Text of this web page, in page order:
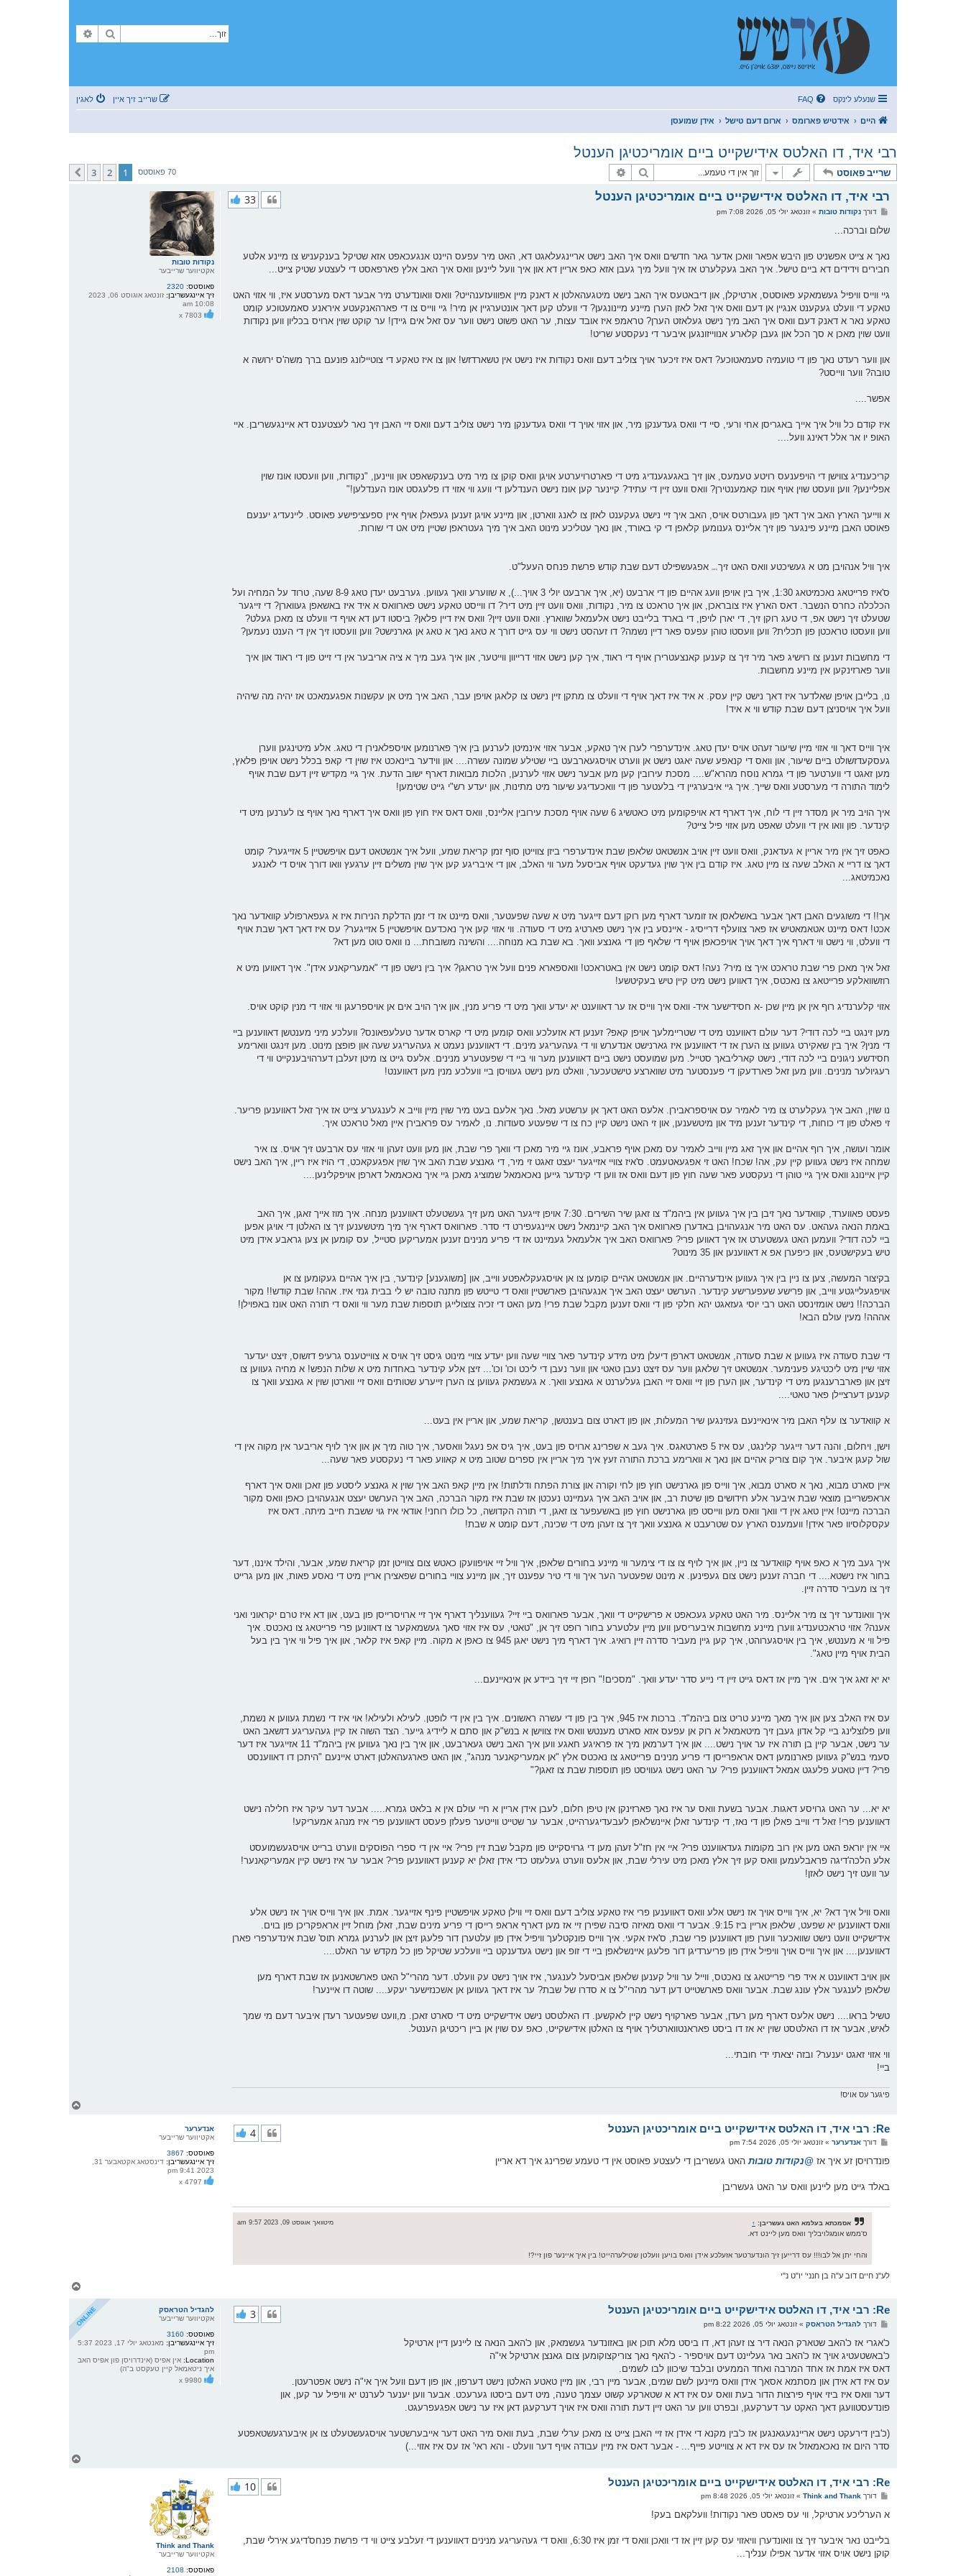
זוך
שנעלע לינקס FAQ לאגין שרייב זיך איין
היים אידטיש פארומס ארום דעם טישל אידן שמועסן
רבי איד, דו האלטס אידישקייט ביים אומריכטיגן הענטל
שרייב פאוסט זוך 70 פאוסטס 1
2
3
קומענדיגע
נקודות טובות
אקטיווער שרייבער
פאוסטס: 2320
זיך איינגעשריבן:
זונטאג אוגוסט 06, 2023
10:08 am
רבי איד, דו האלטס אידישקייט ביים אומריכטיגן הענטל 33
פ
ו
דורך נקודות טובות» זונטאג יולי 05, 2026 7:08 pm
שלום וברכה...
נאך א צייט אפשניט פון היבש אפאר וואכן אדער גאר חדשים וואס איך האב נישט אריינגעלאגט דא, האט מיר עפעס היינט אנגעכאפט אזא שטיקל בענקעניש צו מיינע אלטע
חבירים וידידים דא ביים טישל. איך האב געקלערט אז איך וועל מיך געבן אזא כאפ אריין דא און איך וועל ליינען וואס איך האב אלץ פארפאסט די לעצטע שטיק צייט...
גיי ווייס וויפיל געשמאקע פאוסטס, ארטיקלן, און דיבאטעס איך האב נישט מיטגעהאלטן א דאנק מיין אפווועזענהייט? וואס וואונדערט מיר אבער דאס מערסטע איז, ווי אזוי האט
טאקע די וועלט געקענט אנגיין אן דעם וואס איך זאל לאזן הערן מיינע מיינונגען? די וועלט קען דאך אונטערגיין אן מיר! גיי ווייס צו די פארהאנקעטע איראנע סאמעטוכע קומט
טאקע נאר א דאנק דעם וואס איך האב מיך נישט געלאזט הערן? טראמפ איז אובד עצות, ער האט פשוט נישט ווער עס זאל אים גיידן! ער קוקט שוין ארויס בכליון ווען נקודות
וועט שוין מאכן א סך הכל און געבן קלארע אנווייזונגען איבער די נעקסטע שריט!
און ווער רעדט נאך פון די טועמיה סעמאטוכע? דאס איז זיכער אויך צוליב דעם וואס נקודות איז נישט אין טשארדזש! און צו איז טאקע די צוטיילונג פונעם ברך משה'ס ירושה א
טובה? ווער ווייסט?
אפשר....
איז קודם כל וויל איך אייך באגריסן אחי ורעי, סיי די וואס געדענקן מיר, און אזוי אויך די וואס געדענקן מיר נישט צוליב דעם וואס זיי האבן זיך נאר לעצטענס דא איינגעשריבן. איי
האופ יו אר אלל דאינג וועל....
קריכענדיג צווישן די הויפענעס רויטע טעמעס, און זיך באגעגענדיג מיט די פארטרויערטע אויגן וואס קוקן צו מיר מיט בענקשאפט און וויינען, "נקודות, ווען וועסטו אונז שוין
אפליינען? ווען וועסט שוין אויף אונז קאמענטירן? וואס וועט זיין די עתיד? קיינער קען אונז נישט הענדלען די וועג ווי אזוי דו פלעגסט אונז הענדלען!"
א ווייעך הארץ האב איך דאך פון געבורטס אויס, האב איך זיי נישט געקענט לאזן צו לאנג ווארטן, און מיינע אויגן זענען געפאלן אויף איין ספעציפישע פאוסט. ליינעדיג יענעם
פאוסט האבן מיינע פינגער פון זיך אליינס גענומען קלאפן די קי באורד, און נאך עטליכע מינוט האב איך מיך געטראפן שטיין מיט אט די שורות.
איך וויל אנהויבן מט א געשיכטע וואס האט זיך [נישט] אפגעשפילט דעם שבת קודש פרשת פנחס העעל"ט.
ס'איז פרייטאג נאכמיטאג 1:30, איך בין אויפן וועג אהיים פון די ארבעט (יא, איך ארבעט יולי 3 אויך...), א שווערע וואך געווען. גערבעט יעדן טאג 8-9 שעה, טרוד על המחיה ועל
הכלכלה כחרס הנשבר. דאס הארץ איז צובראכן, און איך טראכט צו מיר, נקודות, וואס וועט זיין מיט דיר? דו ווייסט טאקע נישט פארוואס א איד איז באשאפן געווארן? די זייגער
שטעלט זיך נישט אפ, די טעג רוקן זיך, די יארן לויפן, די בארד בלייבט נישט אלעמאל שווארץ. וואס וועט זיין? וואס איז דיין פלאן? ביסטו דען דא אויף די וועלט צו מאכן געלט?
ווען וועסטו טראכטן פון תכלית? ווען וועסטו טוהן עפעס פאר דיין נשמה? דו זעהסט נישט ווי עס גייט דורך א טאג נאך א טאג אן גארנישט? ווען וועסטו זיך אין די הענט נעמען?
די מחשבות זענען צו רוישיג פאר מיר זיך צו קענען קאנצעטרירן אויף די ראוד, איך קען נישט אזוי דרייוון ווייטער, און איך געב מיך א ציה אריבער אין די זייט פון די ראוד און איך
ווער פארזינקען אין מיינע מחשבות.
נו, בלייבן אויפן שאלדער איז דאך נישט קיין עסק. א איד איז דאך אויף די וועלט צו מתקן זיין נישט צו קלאגן אויפן עבר, האב איך מיט אן עקשנות אפגעמאכט אז יהיה מה שיהיה
וועל איך אויסניצן דעם שבת קודש ווי א איד!
איך ווייס דאך ווי אזוי מיין שיעור זעהט אויס יעדן טאג. אינדערפרי לערן איך טאקע, אבער אזוי אינמיטן לערנען בין איך פארנומען אויספלאנירן די טאג. אלע מיטינגען ווערן
געסקעדזשולט ביים שיעור, און וואס די קנאפע שעה יאגט נישט אן ווערט אויסגעארבעט ביי שטילע שמונה עשרה.... און ווידער ביינאכט איז שוין די קאפ בכלל נישט אויפן פלאץ,
מען זאגט די ווערטער פון די גמרא נוסח מהרא"ש.... מסכת עירובין קען מען אבער נישט אזוי לערנען, הלכות מבואות דארף ישוב הדעת. איך גיי מקדיש זיין דעם שבת אויף
לימוד התורה די מערסטע וואס שייך. איך גיי איבערגיין די בלעטער פון די וואכעדיגע שיעור מיט מתינות, און יעדע רש"י גייט שטימען!
איך הויב מיר אן מסדר זיין די לוח, איך דארף דא אויפקומען מיט כאטשיג 6 שעה אויף מסכת עירובין אליינס, וואס דאס איז חוץ פון וואס איך דארף נאך אויף צו לערנען מיט די
קינדער. פון וואו אין די וועלט שאפט מען אזוי פיל צייט?
כאפט זיך אין מיר אריין א געדאנק, וואס וועט זיין אויב אנשטאט שלאפן שבת אינדערפרי ביזן צווייטן סוף זמן קריאת שמע, וועל איך אנשטאט דעם אויפשטיין 5 אזייגער? קומט
דאך צו דריי א האלב שעה צו מיין טאג. איז קודם בין איך שוין געדעקט אויף אביסעל מער ווי האלב, און די איבריגע קען איך שוין משלים זיין ערגעץ וואו דורך אויס די לאנגע
נאכמיטאג...
אך!! די משוגעים האבן דאך אבער באשלאסן אז זומער דארף מען רוקן דעם זייגער מיט א שעה שפעטער, וואס מיינט אז די זמן הדלקת הנירות איז א געפארפולע קוואדער נאך
אכט! דאס מיינט אטאמאטיש אז פאר צוועלף דרייסיג - איינסע בין איך נישט פארטיג מיט די סעודה. ווי אזוי קען איך נאכדעם אויפשטיין 5 אזייגער? עס איז דאך דאך שבת אויף
די וועלט, ווי נישט ווי דארף איך דאך אויך אויפכאפן אויף די שלאף פון די גאנצע וואך. בא שבת בא מנוחה.... והשינה משובחת... נו וואס טוט מען דא?
זאל איך מאכן פרי שבת טראכט איך צו מיר? נעה! דאס קומט נישט אין באטראכט! וואספארא פנים וועל איך טראגן? איך בין נישט פון די "אמעריקאנע אידן". איך דאווען מיט א
רוזשוואלקע פרייטאג צו נאכטס, איך דאווען נישט מיט קיין טיש בעקיטשע!
אזוי קלערנדיג רוף אין אן מיין שכן -א חסידישער איד- וואס איך ווייס אז ער דאווענט יא יעדע וואך מיט די פריע מנין, און איך הויב אים אן אויספרעגן ווי אזוי די מנין קוקט אויס.
מען זינגט ביי לכה דודי? דער עולם דאווענט מיט די שטריימלעך אויפן קאפ? זענען דא אזעלכע וואס קומען מיט די קארס אדער טעלעפאונס? וועלכע מיני מענטשן דאווענען ביי
די מנין? איך בין שאקירט געווען צו הערן אז די דאווענען איז גארנישט אנדערש ווי די געהעריגע מינים. די דאווענען נעמט א געהעריגע שעה און פופצן מינוט. מען זינגט ווארימע
חסידשע ניגונים ביי לכה דודי, נישט קארליבאך סטייל. מען שמועסט נישט ביים דאווענען מער ווי ביי די שפעטערע מנינים. אלעס גייט צו מיטן זעלבן דערהויבענקייט ווי די
רעגיולער מנינים. ווען מען זאל פארדעקן די פענסטער מיט שווארצע טישטעכער, וואלט מען נישט געוויסן ביי וועלכע מנין מען דאווענט!
נו שוין, האב איך געקלערט צו מיר לאמיר עס אויספראבירן. אלעס האט דאך אן ערשטע מאל. נאך אלעם בעט מיר שוין מיין ווייב א לענגערע צייט אז איך זאל דאווענען פריער.
זי פאלט פון די כוחות, די קינדער זענען מיד און מיטשענען, און זי האט נישט קיין כח צו די שפעטע סעודות. נו, לאמיר עס פראבירן איין מאל טראכט איך.
אומר ועושה, איך רוף אהיים און איך זאג מיין ווייב לאמיר עס מאכן אויף פראבע, אונז גיי מיר מאכן די וואך פרי שבת, און מען וועט זעהן ווי אזוי עס ארבעט זיך אויס. צו איר
שמחה איז נישט געווען קיין עק, אה! שכח! האט זי אפגעאטעמט. ס'איז צוויי אזייגער יעצט זאגט זי מיר, די גאנצע שבת האב איך שוין אפגעקאכט, די הויז איז ריין, איך האב נישט
קיין איינונג וואס איך גיי טוהן די נעקסטע פאר שעה חוץ פון דעם וואס אז ווען די קינדער גייען נאכאמאל שמוציג מאכן גיי איך נאכאמאל דארפן אויפקלינען....
פעסט פאווערד, קוואדער נאך זיבן בין איך געווען אין ביהמ"ד צו זאגן שיר השירים. 7:30 אויפן זייגער האט מען זיך געשטעלט דאווענען מנחה. איך מוז אייך זאגן, איך האב
באמת הנאה געהאט. עס האט מיר אנגעהויבן באדערן פארוואס איך האב קיינמאל נישט איינגעפירט די סדר. פארוואס דארף איך מיך מיטשענען זיך צו האלטן די אויגן אפען
ביי לכה דודי? וועמען האט געשטערט אז איך דאווען פרי? פארוואס האב איך אלעמאל געמיינט אז די פריע מנינים זענען אמעריקען סטייל, עס קומען אן צען גראבע אידן מיט
טיש בעקישטעס, און כיפערן אפ א דאווענען און 35 מינוט?
בקיצור המעשה, צען צו ניין בין איך געווען אינדערהיים. און אנשטאט אהיים קומען צו אן אויסגעקלאפטע ווייב, און [משוגענע] קינדער, בין איך אהיים געקומען צו אן
אויפגעלייגטע ווייב, און פרישע שעפערישע קינדער. הערשט יעצט האב איך אנגעהויבן פארשטיין וואס די טייטש פון מתנה טובה יש לי בבית גנזי איז. אהה! שבת קודש!! מקור
הברכה!! נישט אומזינסט האט רבי יוסי געזאגט יהא חלקי פון די וואס זענען מקבל שבת פרי! מען האט די זכיה צוצולייגן תוספות שבת מער ווי וואס די תורה האט אונז באפוילן!
אההה! מעין עולם הבא!
די שבת סעודה איז געווען א שבת סעודה, אנשטאט דארפן דיעלן מיט מידע קינדער פאר צוויי שעה ווען יעדע צוויי מינוט גיסט זיך אויס א צווייטענס גרעיפ דזשוס, זיצט יעדער
אזוי שיין מיט ליכטיגע פענימער. אנשטאט זיך שלאגן ווער עס זיצט נעבן טאטי און ווער נעבן די ליכט וכו' וכו'... זיצן אלע קינדער באחדות מיט א שלות הנפש! א מחיה געווען צו
זיצן און פארברענגען מיט די קינדער, און הערן פון זיי וואס זיי האבן געלערנט א גאנצע וואך. א געשמאק געווען צו הערן זייערע שטותים וואס זיי ווארטן שוין א גאנצע וואך צו
קענען דערציילן פאר טאטי....
א קוואדער צו עלף האבן מיר אינאיינעם געזינגען שיר המעלות, און פון דארט צום בענטשן, קריאת שמע, און אריין אין בעט...
וישן, ויחלום, והנה דער זייגער קלינגט, עס איז 5 פארטאגס. איך געב א שפרינג ארויס פון בעט, איך גיס אפ נעגל וואסער, איך טוה מיך אן און איך לויף אריבער אין מקוה אין די
שול קעגן איבער. איך קום צוריק אהיים און נאך א ווארימע ברכת התורה זעץ איך מיך אריין אין ספרים שטוב מיט א קאווע פאר די נעקסטע פאר שעה...
איין סארט מבוא, נאך א סארט מבוא, איך ווייס פון גארנישט חוץ פון לחי וקורה און צורת הפתח ודלתות! אין מיין קאפ האב איך שוין א גאנצע ליסטע פון זאכן וואס איך דארף
אראפשרייבן מוצאי שבת איבער אלע חידושים פון שיטת רב, און אויב האב איך געמיינט נעכטן אז שבת איז מקור הברכה, האב איך הערשט יעצט אנגעהויבן כאפן וואס מקור
הברכה מיינט! איין טאג אין די וואך וואס מען ווייסט פון גארנישט חוץ פון באשעפער צו זאגן, די תורה הקדושה, כל כולו רוחני! אודאי איז גוי ששבת חייב מיתה. דאס איז
עקסקלוסיוו פאר אידן! וועמענס הארץ עס שטרעבט א גאנצע וואך זיך צו זעהן מיט די שכינה, דעם קומט א שבת!
איך געב מיך א כאפ אויף קוואדער צו ניין, און איך לויף צו צו די צימער ווי מיינע בחורים שלאפן, איך וויל זיי אויפוועקן כאטש צום צווייטן זמן קריאת שמע, אבער, והילד איננו, דער
בחור איז נישטא.... די חברה זענען נישט צום געפינען. א מינוט שפעטער הער איך ווי די טיר עפענט זיך, און מיינע צוויי בחורים שפאצירן אריין מיט די נאסע פאות, און מען גרייט
זיך צו מעביר סדרה זיין.
איך וואונדער זיך צו מיר אליינס. מיר האט טאקע געכאפט א פרישקייט די וואך, אבער פארוואס ביי זיי? געווענליך דארף איך זיי ארויסרייסן פון בעט, און דא איז טרם יקראוני ואני
אענה? אזוי טראכטענדיג ווערן מיינע מחשבות איבעריסען ווען מיין עלטערע בחור רופט זיך אן, "טאטי, עס איז אזוי סאך געשמאקער צו דאוונען פרי פרייטאג צו נאכטס. איך
פיל ווי א מענטש, איך בין אויסגערוהט, איך קען גיין מעביר סדרה זיין רואיג. איך דארף מיך נישט יאגן 945 צו כאפן א מקוה. מיין קאפ איז קלאר, און איך פיל ווי איך בין בעל
הבית אויף מיין טאג".
יא יא זאג איך אים. איך מיין אז דאס גייט זיין די נייע סדר יעדע וואך. "מסכים!" רופן זיי זיך ביידע אן אינאיינעם...
עס איז האלב צען און איך מאך מיינע טריט צום ביהמ"ד. ברכות איז 945, איך בין פון די עשרה ראשונים. איך בין אין די לופטן. לעילא ולעילא! אוי איז די נשמת געווען א נשמת,
ווען פלוצלינג ביי קל אדון געבן זיך מיטאמאל א רוק אן עפעס אזא סארט מענטש וואס איז צווישן א בנש"ק און סתם א ליידיג גייער. הצד השוה אז קיין געהעריגע דזשאב האט
ער נישט, אבער קיין בן תורה איז ער אויך נישט.... און איך דערמאן מיך אז פראיגע חאגע ווען איך האב נישט געארבעט, און איך בין נאך געווען אין ביהמ"ד 11 אזייגער איז דער
סעמי בנש"ק געווען פארנומען דאס אראפרייסן די פריע מנינים פרייטאג צו נאכטס אלץ "אן אמעריקאנער מנהג", און האט פארגעהאלטן דארט איינעם "היתכן דו דאווענסט
פרי? דיין טאטע פלעגט אמאל דאווענען פרי? ער האט נישט געוויסט פון תוספות שבת צו זאגן?"
יא יא... ער האט גרויסע דאגות. אבער בשעת וואס ער איז נאך פארזינקן אין טיפן חלום, לעבן אידן אריין א חיי עולם אין א בלאט גמרא..... אבער דער עיקר איז חלילה נישט
דאווענען פרי! זאל די ווייב פאלן פון די נאז, די קינדער זאלן איינשלאפן לעבעדיגערהייט, אבער ער שטייט ווייטער פעלזן פעסט דאווענען פרי איז מנהג אמעריקע!
איי אין יוראפ האט מען אין רוב מקומות געדאווענט פרי? איי אין חז"ל זעהן מען די גרויסקייט פון מקבל שבת זיין פרי? איי אין די ספרי הפוסקים ווערט ברייט אויסגעשמועסט
אלע הלכה'דיגה פראבלעמען וואס קען זיך אלץ מאכן מיט עירלי שבת, און אלעס ווערט געלעזט כדי אידן זאלן יא קענען דאווענען פרי? אבער ער איז נישט קיין אמעריקאנער!
ער וועט זיך נישט לאזן!
וואס וויל איך דא? יא, איך ווייס אויך אז נישט אלע וואס דאווענען פרי איז טאקע צוליב דעם וואס זיי ווילן טאקע אויפשטיין פינף אזייגער. אמת. און איך ווייס אויך אז נישט אלע
וואס דאווענען יא שפעט, שלאפן אריין ביז 9:15. אבער די וואס מאיזה סיבה שפירן זיי אז מען דארף אראפ רייסן די פריע מינים שבת, זאלן מוחל זיין אראפקריכן פון בוים.
אידישקייט וועט נישט שוואכער ווערן פון דאווענען פרי שבת, ס'איז אקעי. איך ווייס פונקטלעך וויפיל אידן פון עלטערן דור פלעגן זיצן און לערנען גמרא תוס' שבת אינדערפרי פארן
דאווענען.... און איך ווייס אויך וויפיל אידן פון פריערדיגן דור פלעגן איינשלאפן ביי די זופ און נישט געדענקט ביי וועלכע שטיקל פון כל מקדש ער האלט....
און אויב דאווענט א איד פרי פרייטאג צו נאכטס, ווייל ער וויל קענען שלאפן אביסעל לענגער, איז אויך נישט עק וועלט. דער מהרי"ל האט פארשטאנען אז שבת דארף מען
שלאפן לענגער אלץ עונג שבת. אבער וואס פארשטייט דען דער מהרי"ל צו א סדרו של שבת? ער איז דאך געווען אן אשכנזישער יעקע.... שוטה דו איינער!
טשיל בראו.... נישט אלעס דארף מען רעדן, אבער פארקויף נישט קיין לאקשען. דו האלטסט נישט אידישקייט מיט די סארט זאכן. מ,וועט שפעטער רעדן איבער דעם מי שמך
לאיש, אבער אז דו האלטסט שוין יא אז דו ביסט פאראנטווארטליך אויף צו האלטן אידישקייט, כאפ עס שוין אן ביין ריכטיגן הענטל.
ווי אזוי זאגט יענער? ובזה יצאתי ידי חובתי...
ביי!
פיגער עס אויס!
אנדערער
אקטיווער שרייבער
פאוסטס: 3867
זיך איינגעשריבן:
2023 9:41 pm
Re: רבי איד, דו האלטס אידישקייט ביים אומריכטיגן הענטל 4
פ
ו
דורך אנדערער» זונטאג יולי 05, 2026 7:54 pm
פונדרויסן זע איך אז @נקודות טובותהאט געשריבן די לעצטע פאוסט אין די טעמע שפרינג איך דא אריין
באלד גייט מען ליינען וואס ער האט געשריבן
אסמכתא בעלמא האט געשריבן: ↑
מיטוואך אוגוסט 09, 2023 9:57 am
ס'ממש אומגלויבליך וואס מען ליינט דא.
והחי יתן אל לבו!!! עס דרייען זיך הונדערטער אזעלכע אידן וואס בויען וועלטן שטילערהייט! בין איך איינער פון זיי?!
לע"נ חיים דוב ע"ה בן חנני' יו"ט נ"י
ק
להגדיל הטראסק
אקטיווער שרייבער
פאוסטס: 3160
זיך איינגעשריבן:
מאנטאג יולי 17, 2023 5:37
pm
Location: אין אפיס (אינדרויסן פון אפיס האב
איך ניטאמאל קיין טעקסט ב"ה)
Re: רבי איד, דו האלטס אידישקייט ביים אומריכטיגן הענטל 3
פ
ו
ט
דורך להגדיל הטראסק» זונטאג יולי 05, 2026 8:22 pm
כ'אגרי אז כ'האב שטארק הנאה דיר צו זעהן דא, דו ביסט מלא תוכן און באזונדער געשמאק, און כ'האב הנאה צו ליינען דיין ארטיקל
כ'באשטעטיג אויך אז כ'האב נאר געליינט דעם אויספיר - כ'האף נאך צוריקצוקומען צום גאנצן ארטיקל אי"ה
דאס איז אמת אז אחד המרבה ואחד הממעיט ובלבד שיכוון לבו לשמים.
עס איז דא אידן און מסתמא אסאך אידן וואס מיינען לשם שמים, אבער מיין רבי, און מיין טאטע האלטן נישט דערפון, און פון דעם וועל איך אי"ה נישט אפטרעטן.
דער וואס איז ביזי אויף פירצות הדור בעת וואס עס איז דא א שטארקע קשוט עצמך טענה, מיט דעם ביסטו גערעכט. אבער ווען יענער לערנט יא וויפיל ער קען, און
פונדעסטוועגן דאך האקט ער דערקעגן, ובפרט ווען ער האט זיין דעת תורה וואס איז אויך דערקעגן דאן איז ער נישט אפגעפרעגט.
(כ'בין דירעקט נישט אריינגעגאנגען אז כ'בין מקנא די אידן אז זיי האבן צייט צו מאכן ערלי שבת, בעת וואס מיר האט דער אייבערשטער אויסגעשטעלט צו אן איבערגעשטאפטע
סדר היום אז נאכאמאזל אז עס איז דא א צווייטע פייף... - אבער דאס איז מיין עבודה אויף דער וועלט - והא ראי' אז עס איז אזוי...)
Think and Thank
אקטיווער שרייבער
פאוסטס: 2108
Re: רבי איד, דו האלטס אידישקייט ביים אומריכטיגן הענטל 10
פ
ו
דורך Think and Thank
» זונטאג יולי 05, 2026 8:48 pm
א הערליכע ארטיקל, ווי עס פאסט פאר נקודות! וועלקאם בעק!
בלייבט נאר איבער זיך צו וואונדערן וויאזוי עס קען זיין אז די וואכן וואס די זמן איז 6:30, וואס די געהעריגע מנינים דאווענען די זעלבע צייט ווי די פרשת פנחס'דיגע אירלי שבת,
קוקן נישט אויס אזוי אדער אפילו ענליך...